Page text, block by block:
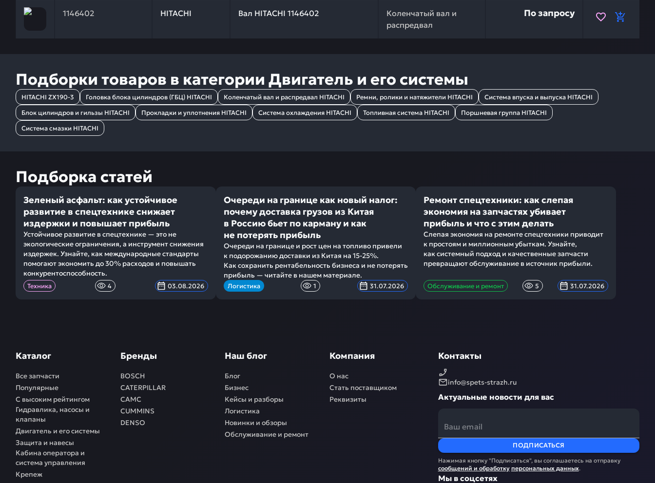
1146402 HITACHI Вал HITACHI 1146402
Коленчатый вал и
распредвал
Заказывая запчасти у нас, вы получаете гарантию качества и профессиональный подбор. Вал HITACHI 1146402 — это инвестиция в бесперебойную работу
По запросу
Подборки товаров в категории Двигатель и его системы
HITACHI ZX190-3 Головка блока цилиндров (ГБЦ) HITACHI Коленчатый вал и распредвал HITACHI Ремни, ролики и натяжители HITACHI
Система впуска и выпуска HITACHI
Блок цилиндров и гильзы HITACHI
Прокладки и уплотнения HITACHI Система охлаждения HITACHI Топливная система HITACHI
Поршневая группа HITACHI
Система смазки HITACHI
Подборка статей
Зеленый асфальт: как устойчивое
развитие в спецтехнике снижает
издержки и повышает прибыль
Устойчивое развитие в спецтехнике — это не
экологические ограничения, а инструмент снижения
издержек. Узнайте, как международные стандарты
помогают экономить до 30% расходов и повышать
конкурентоспособность.
Техника 4 03.08.2026
Очереди на границе как новый налог:
почему доставка грузов из Китая
в Россию бьет по карману и как
не потерять прибыль
Очереди на границе и рост цен на топливо привели
к подорожанию доставки из Китая на 15-25%.
Как сохранить рентабельность бизнеса и не потерять
прибыль — читайте в нашем материале.
Логистика 1 31.07.2026
Ремонт спецтехники: как слепая
экономия на запчастях убивает
прибыль и что с этим делать
Слепая экономия на ремонте спецтехники приводит
к простоям и миллионным убыткам. Узнайте,
как системный подход и качественные запчасти
превращают обслуживание в источник прибыли.
Обслуживание и ремонт 5 31.07.2026
Каталог
Все запчасти
Популярные
С высоким рейтингом
Гидравлика, насосы и
клапаны
Двигатель и его системы
Защита и навесы
Кабина оператора и
система управления
Крепеж
Бренды
BOSCH
CATERPILLAR
CAMC
CUMMINS
DENSO
Наш блог
Блог
Бизнес
Кейсы и разборы
Логистика
Новинки и обзоры
Обслуживание и ремонт
Компания
О нас
Стать поставщиком
Реквизиты
Контакты
info@spets-strazh.ru
Актуальные новости для вас
ПОДПИСАТЬСЯ
Нажимая кнопку "Подписаться", вы соглашаетесь на отправку
сообщений и обработку персональных данных.
Мы в соцсетях